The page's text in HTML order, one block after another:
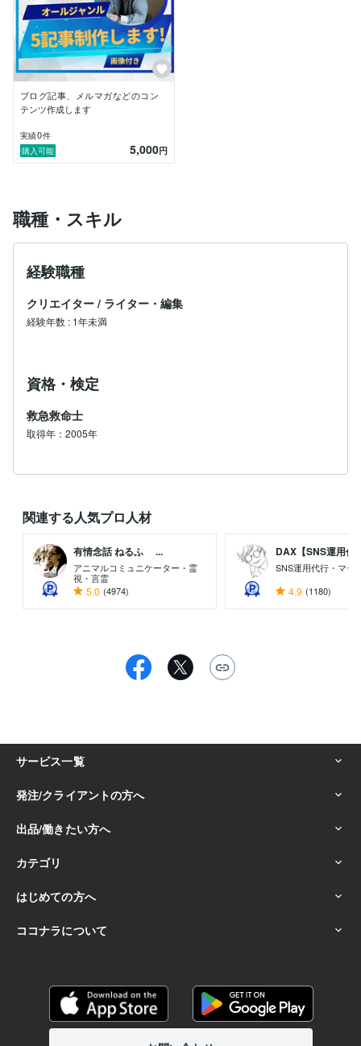
ブログ記事、メルマガなどのコン
テンツ作成します
実績0件
購入可能
5,000円
職種・スキル
経験職種
クリエイター / ライター・編集
経験年数 : 1年未満
資格・検定
救急救命士
取得年：2005年
関連する人気プロ人材
有情念話 ねるふ ...
アニマルコミュニケーター・霊
視・言霊
5.0 (4974)
DAX【SNS運用代
SNS運用代行・マー
4.9 (1180)